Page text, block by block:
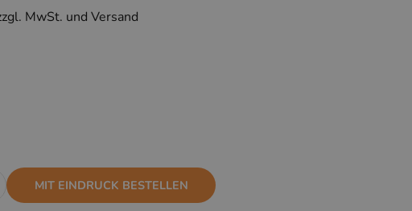
MwSt. und Versand
MIT EINDRUCK BESTELLEN